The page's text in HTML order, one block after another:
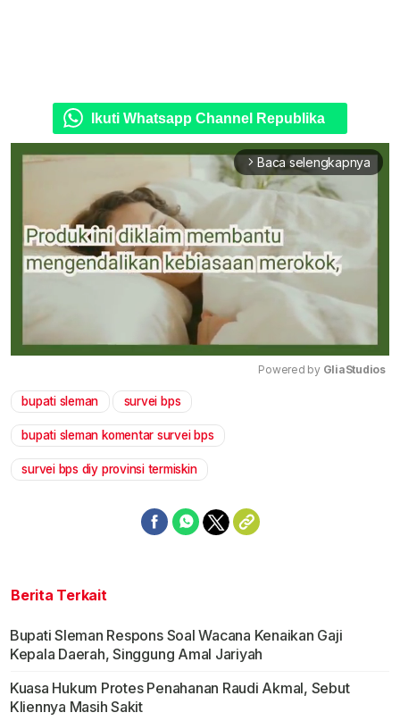
Ikuti Whatsapp Channel Republika
arrow_forward_ios Baca selengkapnya
Powered by GliaStudios
bupati sleman survei bps
bupati sleman komentar survei bps
survei bps diy provinsi termiskin
Berita Terkait
Bupati Sleman Respons Soal Wacana Kenaikan Gaji
Kepala Daerah, Singgung Amal Jariyah
Kuasa Hukum Protes Penahanan Raudi Akmal, Sebut
Kliennya Masih Sakit